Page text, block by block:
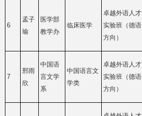
6
孟子
瑜
医学部
教学办
临床医学
卓越外语人才
实验班（德语
方向）
7
邢雨
欣
中国语
言文学
系
中国语言文
学类
卓越外语人才
实验班（德语
方向）